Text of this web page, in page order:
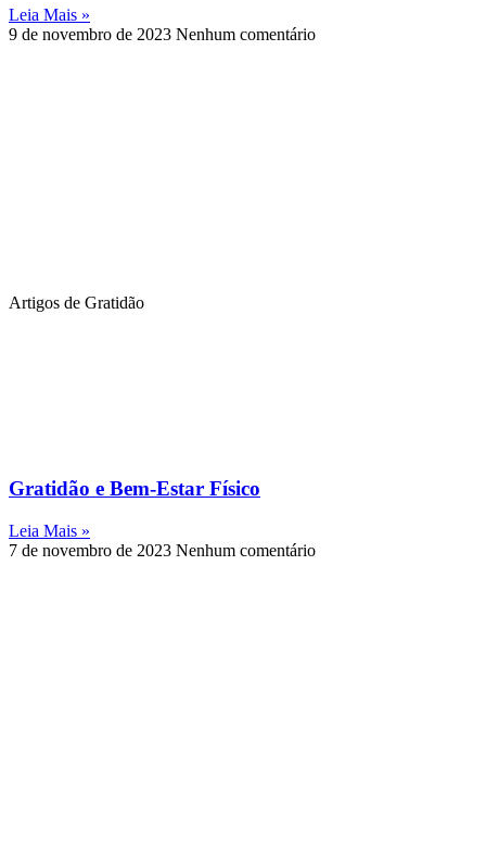
Leia Mais »
9 de novembro de 2023 Nenhum comentário
Artigos de Gratidão
Gratidão e Bem-Estar Físico
Leia Mais »
7 de novembro de 2023 Nenhum comentário